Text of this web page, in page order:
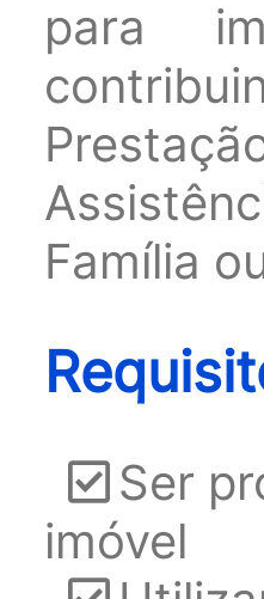
para
Família
Ser
imóvel